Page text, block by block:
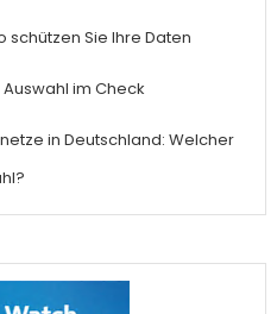
schützen Sie Ihre Daten
im Check
in Deutschland: Welcher